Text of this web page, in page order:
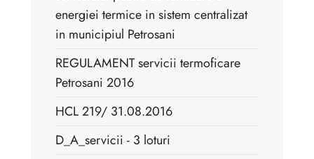
energiei termice in sistem centralizat
in municipiul Petrosani
REGULAMENT servicii termoficare
Petrosani 2016
HCL 219/ 31.08.2016
D_A_servicii - 3 loturi